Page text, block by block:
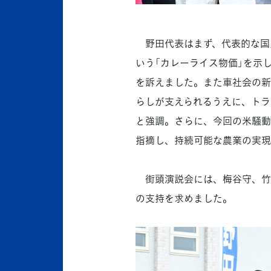
野田代表はまず、代表的な国
いう「カレーライス物価」を
を訴えました。また車社会の
らしが支えられるうえに、ト
と強調。さらに、今回の米騒
指摘し、持続可能な農業の実
街頭演説会には、梅谷守、
の支持を求めました。